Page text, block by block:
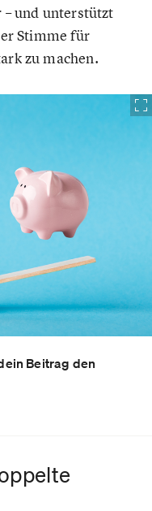
und unterstützt
Stimme für
zu machen.
Beitrag den